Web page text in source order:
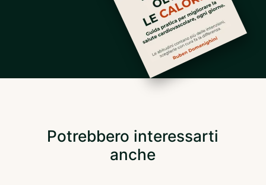
Potrebbero interessarti
anche